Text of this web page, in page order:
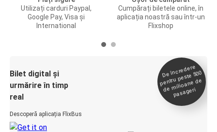
Utilizați carduri Paypal,
Google Pay, Visa și
International
Cumpărați biletele online, în
aplicația noastră sau într-un
Flixshop
Bilet digital și
urmărire în timp
real
Descoperă aplicația FlixBus
De încredere
pentru peste 500
de
milioane de
pasageri